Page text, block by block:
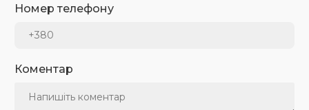
Номер телефону
Коментар